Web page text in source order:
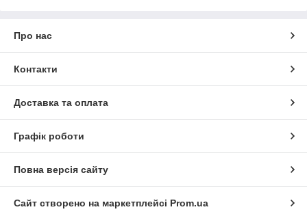
Про нас
Контакти
Доставка та оплата
Графік роботи
Повна версія сайту
Сайт створено на маркетплейсі Prom.ua